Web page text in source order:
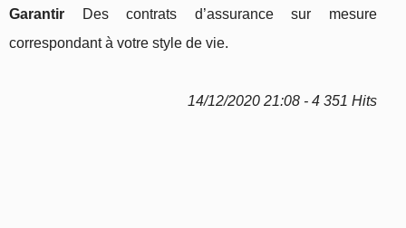
Garantir Des contrats d’assurance sur mesure
correspondant à votre style de vie.
14/12/2020 21:08 - 4 351 Hits